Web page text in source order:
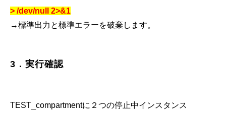
> /dev/null 2>&1
→標準出力と標準エラーを破棄します。
3．実行確認
TEST_compartmentに２つの停止中インスタンス